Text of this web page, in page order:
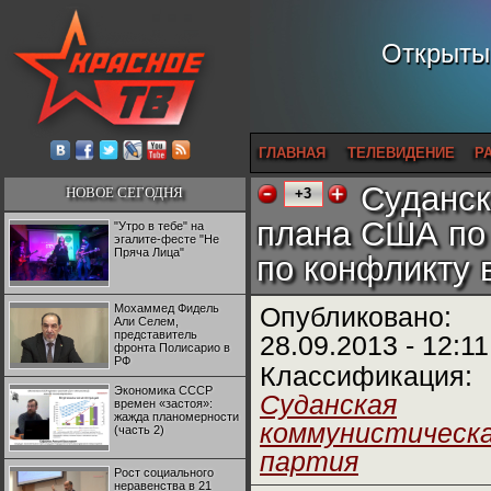
ГЛАВНАЯ ТЕЛЕВИДЕНИЕ
НОВОЕ СЕГОДНЯ
"Утро в тебе" на
эгалите-фесте "Не
Пряча Лица"
Мохаммед Фидель
Али Селем,
представитель
фронта Полисарио в
РФ
Экономика СССР
времен «застоя»:
жажда планомерности
(часть 2)
Рост социального
неравенства в 21
+3
плана США по
по конфликту
Опубликовано:
28.09.2013 - 12:11
Классификация:
Суданская
партия